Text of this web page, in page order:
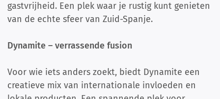
gastvrijheid. Een plek waar je rustig kunt genieten
van de echte sfeer van Zuid-Spanje.
Dynamite – verrassende fusion
Voor wie iets anders zoekt, biedt Dynamite een
creatieve mix van internationale invloeden en